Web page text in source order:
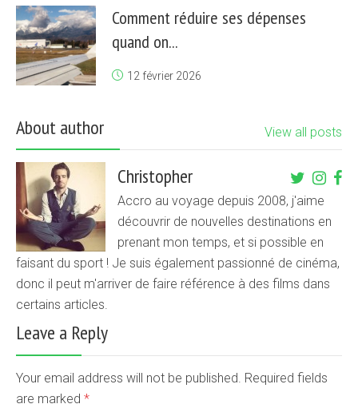
Comment réduire ses dépenses
quand on...
12 février 2026
About author View all posts
Christopher
Accro au voyage depuis 2008, j'aime
découvrir de nouvelles destinations en
prenant mon temps, et si possible en
faisant du sport ! Je suis également passionné de cinéma,
donc il peut m'arriver de faire référence à des films dans
certains articles.
Leave a Reply
Your email address will not be published. Required fields
are marked *